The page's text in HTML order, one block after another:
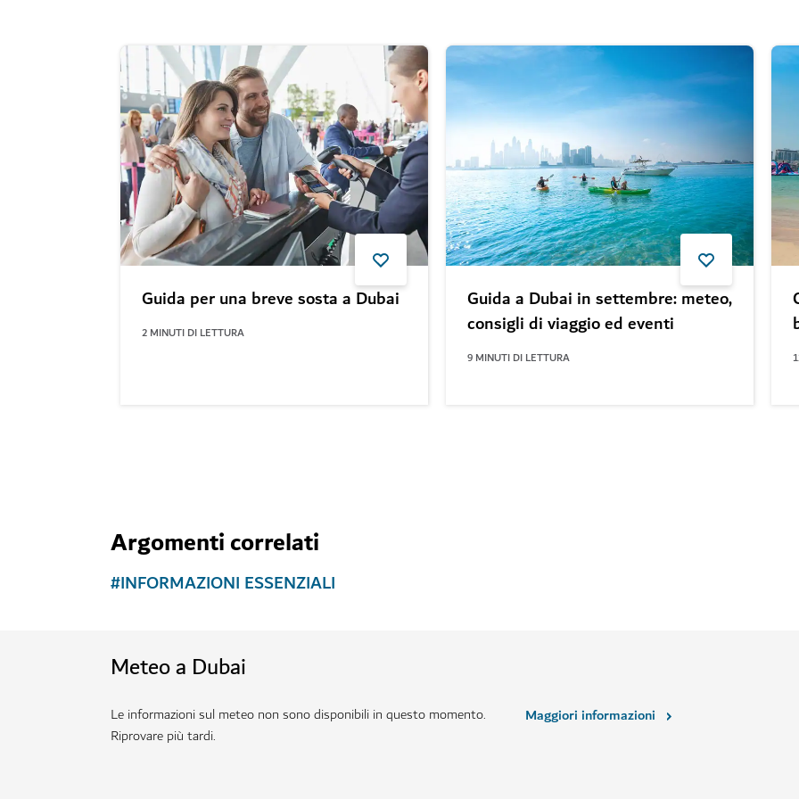
Guida per una breve sosta a Dubai
2 MINUTI DI LETTURA
Guida a Dubai in settembre: meteo,
consigli di viaggio ed eventi
9 MINUTI DI LETTURA
Argomenti correlati
#INFORMAZIONI ESSENZIALI
Meteo a Dubai
Le informazioni sul meteo non sono disponibili in questo momento.
Riprovare più tardi.
Maggiori informazioni